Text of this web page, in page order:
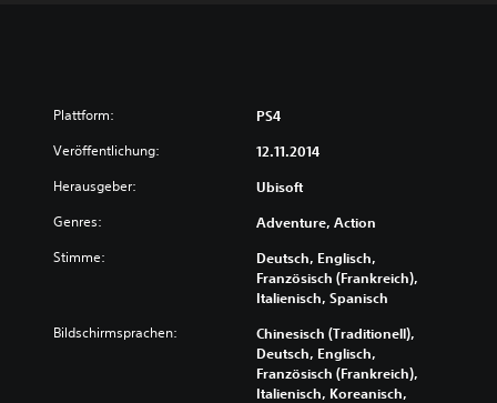
Plattform: PS4
Veröffentlichung: 12.11.2014
Herausgeber: Ubisoft
Genres: Adventure, Action
Stimme:
Deutsch, Englisch,
Französisch (Frankreich),
Italienisch, Spanisch
Bildschirmsprachen:
Chinesisch (Traditionell),
Deutsch, Englisch,
Französisch (Frankreich),
Italienisch, Koreanisch,